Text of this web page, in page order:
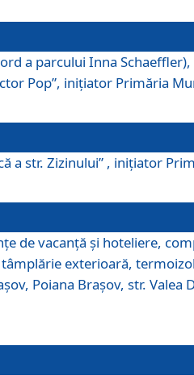
a parcului Inna
Pop”, iniţiator Primăria
a str. Zizinului” , iniţiator
de vacanţă şi hoteliere,
exterioară,
Poiana Braşov, str. Valea